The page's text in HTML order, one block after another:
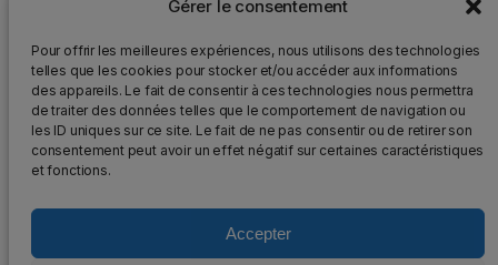
Gérer le consentement
Pour offrir les meilleures expériences, nous utilisons des technologies
telles que les cookies pour stocker et/ou accéder aux informations
des appareils. Le fait de consentir à ces technologies nous permettra
de traiter des données telles que le comportement de navigation ou
les ID uniques sur ce site. Le fait de ne pas consentir ou de retirer son
consentement peut avoir un effet négatif sur certaines caractéristiques
et fonctions.
Accepter
les jours fériés.
Attention: Nous rappelons que la vente d’alcool est
strictement interdite aux mineurs, que l’abus d’alcool est
dangereux pour la santé et qu’il doit être consommé avec
modération.
2025 – Tous droits réservés au DrugStore48